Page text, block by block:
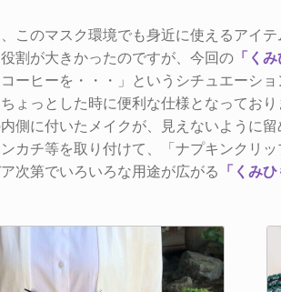
このマスク環境でも身近に使えるアイテ
割が大きかったのですが、今回の 「く
ーヒーを・・・」というシチュエーシ
ょっとした時に便利な仕様となってお
側に付いたメイクが、見えないように
カチ等を取り付けて、「ナプキンクリ
次第でいろいろな用途が広がる 「くみ